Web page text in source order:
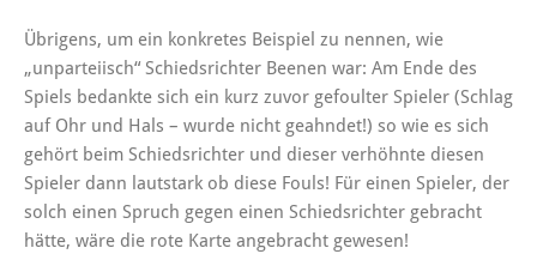
Übrigens, um ein konkretes Beispiel zu nennen, wie
„unparteiisch“ Schiedsrichter Beenen war: Am Ende des
Spiels bedankte sich ein kurz zuvor gefoulter Spieler (Schlag
auf Ohr und Hals – wurde nicht geahndet!) so wie es sich
gehört beim Schiedsrichter und dieser verhöhnte diesen
Spieler dann lautstark ob diese Fouls! Für einen Spieler, der
solch einen Spruch gegen einen Schiedsrichter gebracht
hätte, wäre die rote Karte angebracht gewesen!